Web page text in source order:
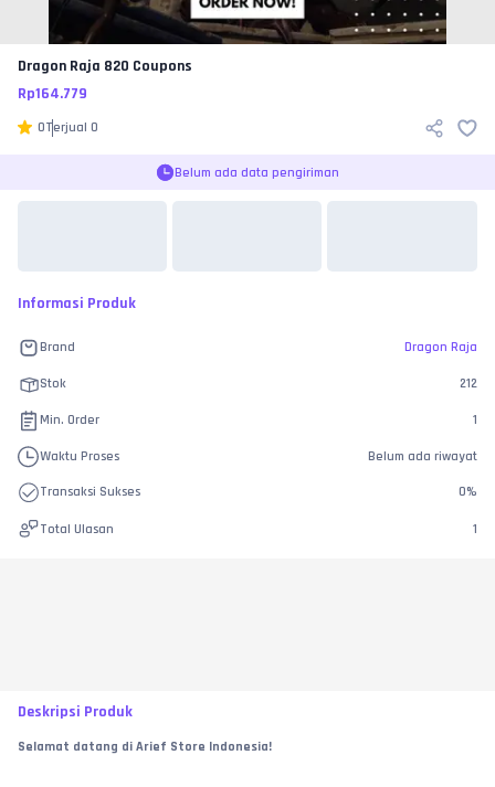
Dragon Raja 820 Coupons
Rp164.779
0Terjual 0
Belum ada data pengiriman
Informasi Produk
Brand Dragon Raja
Stok 212
Min. Order 1
Waktu Proses Belum ada riwayat
Transaksi Sukses 0%
Total Ulasan 1
Deskripsi Produk
Selamat datang di Arief Store Indonesia!